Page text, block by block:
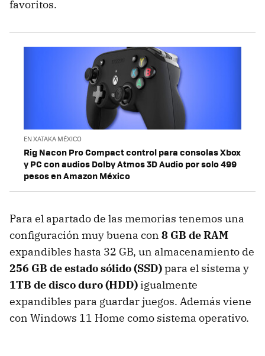
favoritos.
EN XATAKA MÉXICO
Rig Nacon Pro Compact control para consolas Xbox
y PC con audios Dolby Atmos 3D Audio por solo 499
pesos en Amazon México
Para el apartado de las memorias tenemos una
configuración muy buena con 8 GB de RAM
expandibles hasta 32 GB, un almacenamiento de
256 GB de estado sólido (SSD)para el sistema y
1TB de disco duro (HDD) igualmente
expandibles para guardar juegos. Además viene
con Windows 11 Home como sistema operativo.